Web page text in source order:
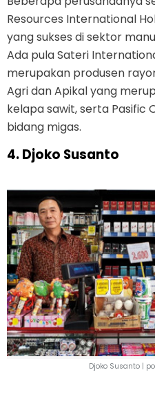
Resources International
yang sukses di sektor
Ada pula Sateri
merupakan produsen
Agri dan Apikal yang
kelapa sawit, serta Pasific
bidang migas.
4. Djoko Susanto
Djoko Susanto |